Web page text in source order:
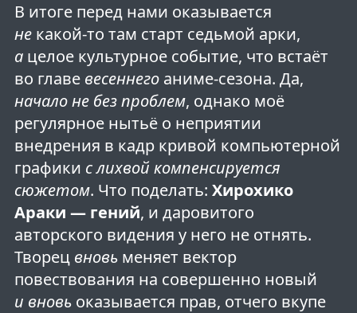
В итоге перед нами оказывается
некакой-то там старт седьмой арки,
ацелое культурное событие, что встаёт
во главе весеннегоаниме-сезона. Да,
начало не без проблем, однако моё
регулярное нытьё о неприятии
внедрения в кадр кривой компьютерной
графики с лихвой компенсируется
сюжетом. Что поделать: Хирохико
Араки — гений, и даровитого
авторского видения у него не отнять.
Творец вновьменяет вектор
повествования на совершенно новый
и вновьоказывается прав, отчего вкупе